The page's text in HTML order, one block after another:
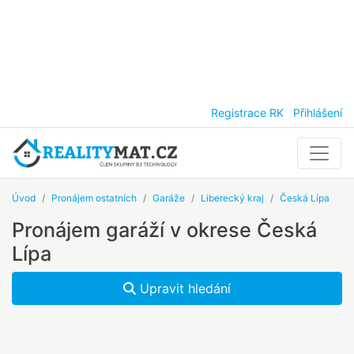
Registrace RK Přihlášení
Úvod Pronájem ostatních Garáže Liberecký kraj Česká Lípa
Pronájem garáží v okrese Česká
Lípa
Upravit hledání